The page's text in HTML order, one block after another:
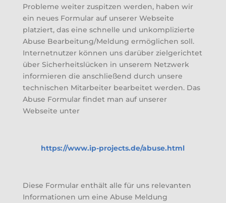
Probleme weiter zuspitzen werden, haben wir
ein neues Formular auf unserer Webseite
platziert, das eine schnelle und unkomplizierte
Abuse Bearbeitung/Meldung ermöglichen soll.
Internetnutzer können uns darüber zielgerichtet
über Sicherheitslücken in unserem Netzwerk
informieren die anschließend durch unsere
technischen Mitarbeiter bearbeitet werden. Das
Abuse Formular findet man auf unserer
Webseite unter
https://www.ip-projects.de/abuse.html
Diese Formular enthält alle für uns relevanten
Informationen um eine Abuse Meldung